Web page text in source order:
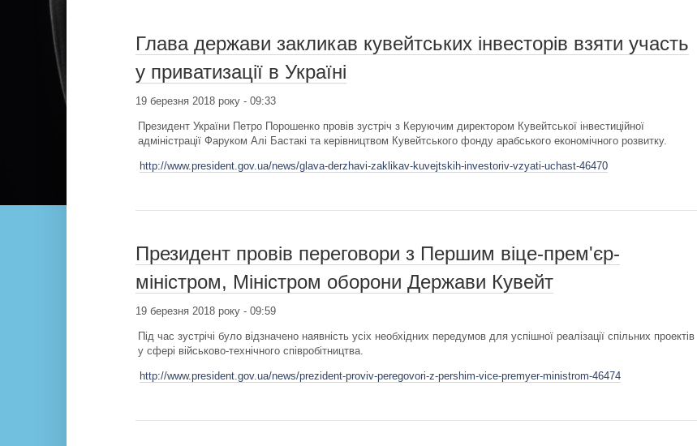
Глава держави закликав кувейтських інвесторів взяти участь
у приватизації в Україні
19 березня 2018 року - 09:33
Президент України Петро Порошенко провів зустріч з Керуючим директором Кувейтської інвестиційної
адміністрації Фаруком Алі Бастакі та керівництвом Кувейтського фонду арабського економічного розвитку.
http://www.president.gov.ua/news/glava-derzhavi-zaklikav-kuvejtskih-investoriv-vzyati-uchast-46470
Президент провів переговори з Першим віце-прем'єр-
міністром, Міністром оборони Держави Кувейт
19 березня 2018 року - 09:59
Під час зустрічі було відзначено наявність усіх необхідних передумов для успішної реалізації спільних проектів
у сфері військово-технічного співробітництва.
http://www.president.gov.ua/news/prezident-proviv-peregovori-z-pershim-vice-premyer-ministrom-46474